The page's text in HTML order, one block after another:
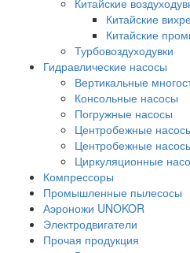
Китайские
Китайские
Китайские
Турбовоздуходувки
Гидравлические насосы
Вертикальные
Консольные насосы
Погружные насосы
Центробежные
Центробежные
Циркуляционные
Компрессоры
Промышленные пылесосы
Аэроножи UNOKOR
Электродвигатели
Прочая продукция